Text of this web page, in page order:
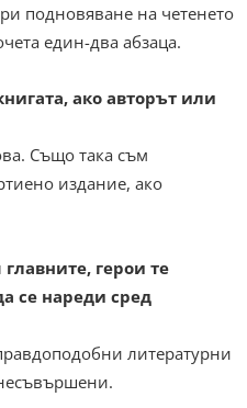
подновяване на четенето
един-два абзаца.
ако авторът или
Също така съм
издание, ако
герои те
се нареди сред
литературни